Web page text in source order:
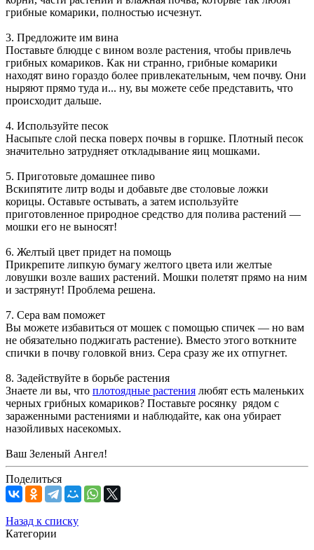
грибные комарики, полностью исчезнут.
3. Предложите им вина
Поставьте блюдце с вином возле растения, чтобы привлечь
грибных комариков. Как ни странно, грибные комарики
находят вино гораздо более привлекательным, чем почву. Они
ныряют прямо туда и... ну, вы можете себе представить, что
происходит дальше.
4. Используйте песок
Насыпьте слой песка поверх почвы в горшке. Плотный песок
значительно затрудняет откладывание яиц мошками.
5. Приготовьте домашнее пиво
Вскипятите литр воды и добавьте две столовые ложки
корицы. Оставьте остывать, а затем используйте
приготовленное природное средство для полива растений —
мошки его не выносят!
6. Желтый цвет придет на помощь
Прикрепите липкую бумагу желтого цвета или желтые
ловушки возле ваших растений. Мошки полетят прямо на ним
и застрянут! Проблема решена.
7. Сера вам поможет
Вы можете избавиться от мошек с помощью спичек — но вам
не обязательно поджигать растение). Вместо этого воткните
спички в почву головкой вниз. Сера сразу же их отпугнет.
8. Задействуйте в борьбе растения
Знаете ли вы, что плотоядные растения любят есть маленьких
черных грибных комариков? Поставьте росянку рядом с
зараженными растениями и наблюдайте, как она убирает
назойливых насекомых.
Ваш Зеленый Ангел!
Поделиться
Назад к списку
Категории